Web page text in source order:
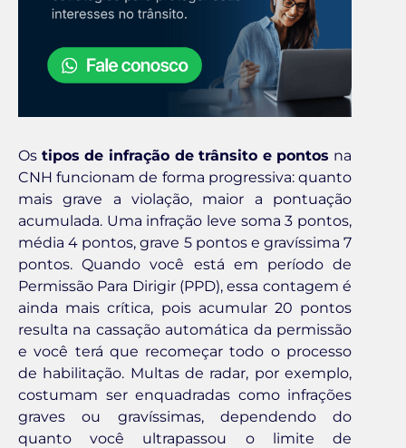
Os tipos de infração de trânsito e pontos na
CNH funcionam de forma progressiva: quanto
mais grave a violação, maior a pontuação
acumulada. Uma infração leve soma 3 pontos,
média 4 pontos, grave 5 pontos e gravíssima 7
pontos. Quando você está em período de
Permissão Para Dirigir (PPD), essa contagem é
ainda mais crítica, pois acumular 20 pontos
resulta na cassação automática da permissão
e você terá que recomeçar todo o processo
de habilitação. Multas de radar, por exemplo,
costumam ser enquadradas como infrações
graves ou gravíssimas, dependendo do
quanto você ultrapassou o limite de